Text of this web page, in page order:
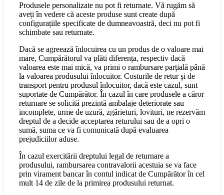
Produsele personalizate nu pot fi returnate. Vă rugăm să
aveți în vedere că aceste produse sunt create după
configurațiile specificate de dumneavoastră, deci nu pot fi
schimbate sau returnate.
Dacă se agreează înlocuirea cu un produs de o valoare mai
mare, Cumpărătorul va plăti diferența, respectiv dacă
valoarea este mai mică, va primi o rambursare parțială până
la valoarea produsului înlocuitor. Costurile de retur și de
transport pentru produsul înlocuitor, dacă este cazul, sunt
suportate de Cumpărător. În cazul în care produsele a căror
returnare se solicită prezintă ambalaje deteriorate sau
incomplete, urme de uzură, zgârieturi, lovituri, ne rezervăm
dreptul de a decide acceptarea returului sau de a opri o
sumă, suma ce va fi comunicată după evaluarea
prejudiciilor aduse.
În cazul exercitării dreptului legal de returnare a
produsului, rambursarea contravalorii acestuia se va face
prin virament bancar în contul indicat de Cumpărător în cel
mult 14 de zile de la primirea produsului returnat.